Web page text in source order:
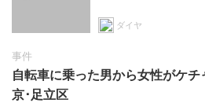
ダイヤ
事件
自転車に乗った男から女性がケ
京‪･‬足立区